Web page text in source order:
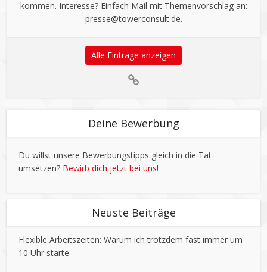
kommen. Interesse? Einfach Mail mit Themenvorschlag an:
presse@towerconsult.de.
Alle Einträge anzeigen
Deine Bewerbung
Du willst unsere Bewerbungstipps gleich in die Tat
umsetzen? Bewirb dich jetzt bei uns!
Neuste Beiträge
Flexible Arbeitszeiten: Warum ich trotzdem fast immer um
10 Uhr starte